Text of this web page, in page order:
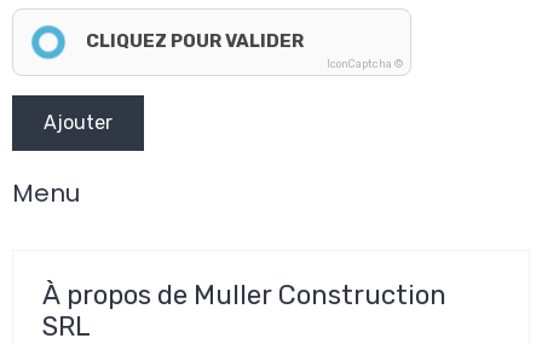
CLIQUEZ POUR VALIDER
IconCaptcha ©
Ajouter
Menu
À propos de Muller Construction
SRL